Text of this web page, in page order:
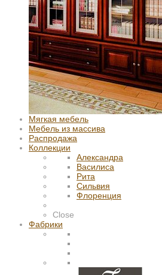
Мягкая мебель
Мебель из массива
Распродажа
Коллекции
Александра
Василиса
Рита
Сильвия
Флоренция
Close
Фабрики